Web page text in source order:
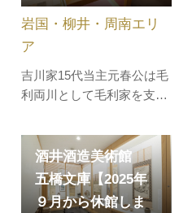
吉川家15代当主元春公は毛
利両川として毛利家を支
下、四国・九州平定に出陣
します。17代広家公は関ヶ
原の戦いを経て岩国へと移
り、岩国城など藩の礎を築
岩国・柳井・周南エリ
ア
酒井酒造美術館
五橋文庫【2025年
９月から休館しま